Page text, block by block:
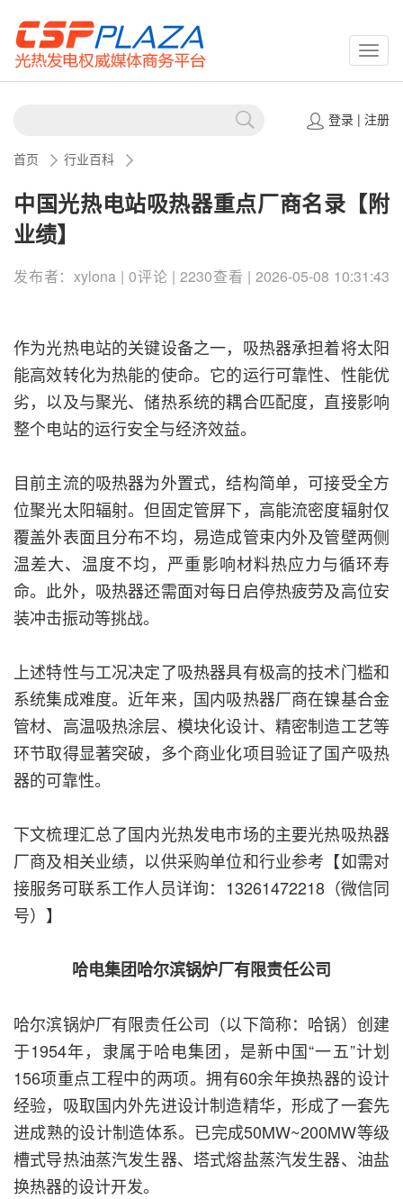
登录| 注册
首页 行业百科
中国光热电站吸热器重点厂商名录【附
业绩】
发布者：xylona | 0评论 | 2230查看 | 2026-05-08 10:31:43
作为光热电站的关键设备之一，吸热器承担着将太阳
能高效转化为热能的使命。它的运行可靠性、性能优
劣，以及与聚光、储热系统的耦合匹配度，直接影响
整个电站的运行安全与经济效益。
目前主流的吸热器为外置式，结构简单，可接受全方
位聚光太阳辐射。但固定管屏下，高能流密度辐射仅
覆盖外表面且分布不均，易造成管束内外及管壁两侧
温差大、温度不均，严重影响材料热应力与循环寿
命。此外，吸热器还需面对每日启停热疲劳及高位安
装冲击振动等挑战。
上述特性与工况决定了吸热器具有极高的技术门槛和
系统集成难度。近年来，国内吸热器厂商在镍基合金
管材、高温吸热涂层、模块化设计、精密制造工艺等
环节取得显著突破，多个商业化项目验证了国产吸热
器的可靠性。
下文梳理汇总了国内光热发电市场的主要光热吸热器
厂商及相关业绩，以供采购单位和行业参考【如需对
接服务可联系工作人员详询：13261472218（微信同
号）】
哈电集团哈尔滨锅炉厂有限责任公司
哈尔滨锅炉厂有限责任公司（以下简称：哈锅）创建
于1954年，隶属于哈电集团，是新中国“一五”计划
156项重点工程中的两项。拥有60余年换热器的设计
经验，吸取国内外先进设计制造精华，形成了一套先
进成熟的设计制造体系。已完成50MW~200MW等级
槽式导热油蒸汽发生器、塔式熔盐蒸汽发生器、油盐
换热器的设计开发。